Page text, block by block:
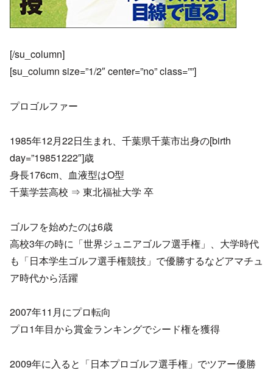
[/su_column]
[su_column size=”1/2″ center=”no” class=””]
プロゴルファー
1985年12月22日生まれ、千葉県千葉市出身の[birth
day=”19851222″]歳
身長176cm、血液型はO型
千葉学芸高校 ⇒ 東北福祉大学 卒
ゴルフを始めたのは6歳
高校3年の時に「世界ジュニアゴルフ選手権」、大学時代
も「日本学生ゴルフ選手権競技」で優勝するなどアマチュ
ア時代から活躍
2007年11月にプロ転向
プロ1年目から賞金ランキングでシード権を獲得
2009年に入ると「日本プロゴルフ選手権」でツアー優勝